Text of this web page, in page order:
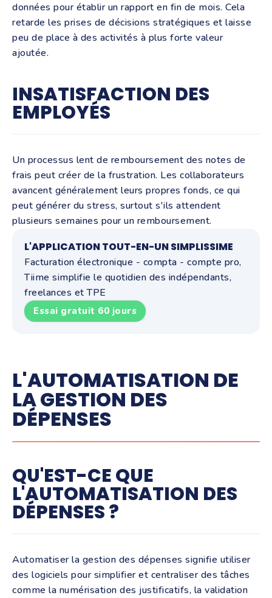
données pour établir un rapport en fin de mois. Cela
retarde les prises de décisions stratégiques et laisse
peu de place à des activités à plus forte valeur
ajoutée.
INSATISFACTION DES
EMPLOYÉS
Un processus lent de remboursement des notes de
frais peut créer de la frustration. Les collaborateurs
avancent généralement leurs propres fonds, ce qui
peut générer du stress, surtout s'ils attendent
plusieurs semaines pour un remboursement.
L'APPLICATION TOUT-EN-UN SIMPLISSIME
Facturation électronique - compta - compte pro,
Tiime simplifie le quotidien des indépendants,
freelances et TPE
Essai gratuit 60 jours
L'AUTOMATISATION DE
LA GESTION DES
DÉPENSES
QU'EST-CE QUE
L'AUTOMATISATION DES
DÉPENSES ?
Automatiser la gestion des dépenses signifie utiliser
des logiciels pour simplifier et centraliser des tâches
comme la numérisation des justificatifs, la validation